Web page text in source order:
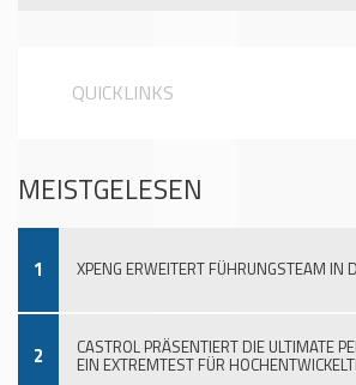
QUICKLINKS
MEISTGELESEN
1 XPENG ERWEITERT FÜHRUNGSTEAM IN
2 CASTROL PRÄSENTIERT DIE ULTIMATE
EIN EXTREMTEST FÜR